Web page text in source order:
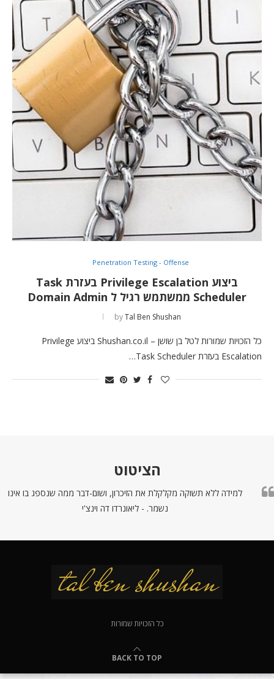
Penetration Testing - Offense
ביצוע Privilege Escalation בעזרת Task
Scheduler ממשתמש רגיל ל Domain Admin
byTal Ben Shushan
כל הזכויות שמורות לטל בן שושן – Shushan.co.il ביצוע Privilege
Escalation בעזרת Task Scheduler…
הציטוט
למידה ללא תשוקה מקלקלת את הזיכרון, ושום-דבר ממה שנספג בו אינו
נשמר. - ליאונרדו דה וינצ'י
כל הזכויות שמורות
BACK TO TOP